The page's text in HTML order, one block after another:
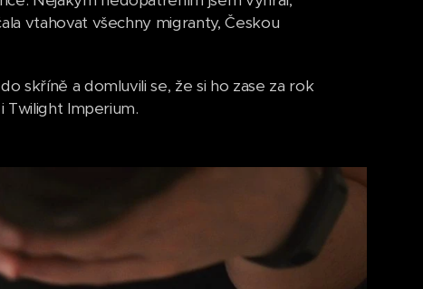
vtahovat všechny migranty, Českou
skříně a domluvili se, že si ho zase za rok
Twilight Imperium.